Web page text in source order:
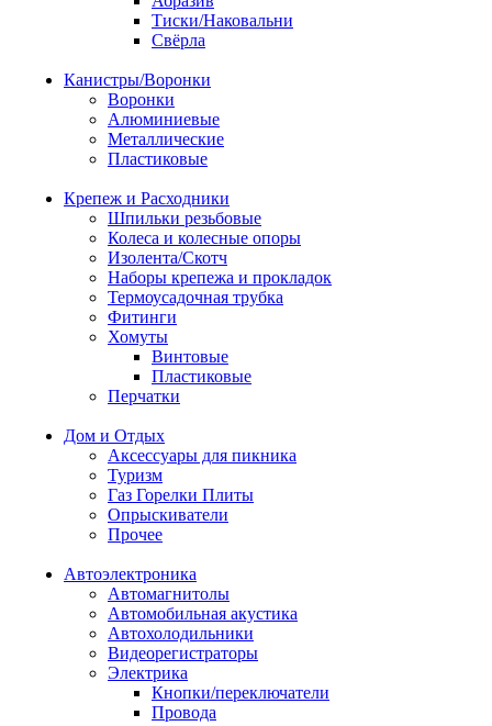
Тиски/Наковальни
Свёрла
Канистры/Воронки
Воронки
Алюминиевые
Металлические
Пластиковые
Крепеж и Расходники
Шпильки резьбовые
Колеса и колесные опоры
Изолента/Скотч
Наборы крепежа и прокладок
Термоусадочная трубка
Фитинги
Хомуты
Винтовые
Пластиковые
Перчатки
Дом и Отдых
Аксессуары для пикника
Туризм
Газ Горелки Плиты
Опрыскиватели
Прочее
Автоэлектроника
Автомагнитолы
Автомобильная акустика
Автохолодильники
Видеорегистраторы
Электрика
Кнопки/переключатели
Провода